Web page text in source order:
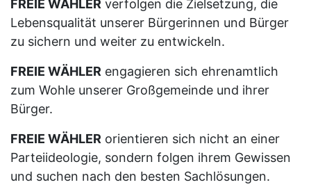
FREIE WÄHLER verfolgen die Zielsetzung, die
Lebensqualität unserer Bürgerinnen und Bürger
zu sichern und weiter zu entwickeln.
FREIE WÄHLER engagieren sich ehrenamtlich
zum Wohle unserer Großgemeinde und ihrer
Bürger.
FREIE WÄHLER orientieren sich nicht an einer
Parteiideologie, sondern folgen ihrem Gewissen
und suchen nach den besten Sachlösungen.